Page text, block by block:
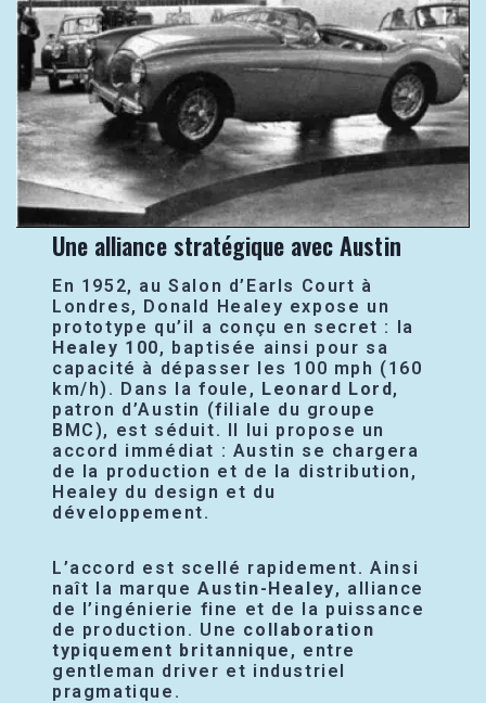
Une alliance stratégique avec Austin
En 1952, au Salon d’Earls Court à
Londres, Donald Healey expose un
prototype qu’il a conçu en secret : la
Healey 100, baptisée ainsi pour sa
capacité à dépasser les 100 mph (160
km/h). Dans la foule, Leonard Lord,
patron d’Austin (filiale du groupe
BMC), est séduit. Il lui propose un
accord immédiat : Austin se chargera
de la production et de la distribution,
Healey du design et du
développement.
L’accord est scellé rapidement. Ainsi
naît la marqueAustin-Healey, alliance
de l’ingénierie fine et de la puissance
de production. Une collaboration
typiquement britannique , entre
gentleman driver et industriel
pragmatique.